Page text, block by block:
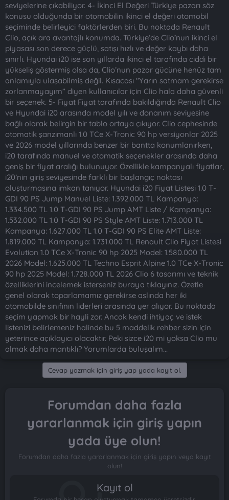
seviyelerine çıkabiliyor. 4- İkinci El Değeri Türkiye pazarı söz
konusu olduğunda bir otomobilin ikinci el değeri otomobil
seçiminde belirleyici faktörlerden biri. Bu noktada Renault
Clio, açık ara avantajlı konumda. Türkiye’de Clio’nun ikinci el
piyasası son derece güçlü, satışı hızlı ve değer kaybı daha
sınırlı. Hyundai i20 ise son yıllarda ikinci el tarafında ciddi bir
yükseliş göstermiş olsa da, Clio’nun pazar gücüne henüz tam
anlamıyla ulaşabilmiş değil. Kısacası "Yarın satmam gerekirse
zorlanmayayım” diyen kullanıcılar için Clio hala daha güvenli
bir seçenek. 5- Fiyat Fiyat tarafında bakıldığında Renault Clio
ve Hyundai i20 arasında model yılı ve donanım seviyesine
bağlı olarak belirgin bir tablo ortaya çıkıyor. Clio cephesinde
otomatik şanzımanlı 1.0 TCe X-Tronic 90 hp versiyonlar 2025
ve 2026 model yıllarında benzer bir bantta konumlanırken,
i20 tarafında manuel ve otomatik seçenekler arasında daha
geniş bir fiyat aralığı bulunuyor. Özellikle kampanyalı fiyatlar,
i20’nin giriş seviyesinde farklı bir başlangıç noktası
oluşturmasına imkan tanıyor. Hyundai i20 Fiyat Listesi 1.0 T-
GDI 90 PS Jump Manuel Liste: 1.392.000 TL Kampanya:
1.334.500 TL 1.0 T-GDI 90 PS Jump AMT Liste / Kampanya:
1.532.000 TL 1.0 T-GDI 90 PS Style AMT Liste: 1.713.000 TL
Kampanya: 1.627.000 TL 1.0 T-GDI 90 PS Elite AMT Liste:
1.819.000 TL Kampanya: 1.731.000 TL Renault Clio Fiyat Listesi
Evolution 1.0 TCe X-Tronic 90 hp 2025 Model: 1.580.000 TL
2026 Model: 1.625.000 TL Techno Esprit Alpine 1.0 TCe X-Tronic
90 hp 2025 Model: 1.728.000 TL 2026 Clio 6 tasarımı ve teknik
özelliklerini incelemek isterseniz buraya tıklayınız. Özetle
genel olarak toparlamamız gerekirse aslında her iki
otomobilde sınıfının liderleri arasında yer alıyor. Bu noktada
seçim yapmak bir hayli zor. Ancak kendi ihtiyaç ve istek
listenizi belirlemeniz halinde bu 5 maddelik rehber sizin için
yeterince açıklayıcı olacaktır. Peki sizce i20 mi yoksa Clio mu
almak daha mantıklı? Yorumlarda buluşalım...
Cevap yazmak için giriş yap yada kayıt ol.
Forumdan daha fazla
yararlanmak için giriş yapın
yada üye olun!
Forumdan daha fazla yararlanmak için giriş yapın veya kayıt
olun!
Kayıt ol